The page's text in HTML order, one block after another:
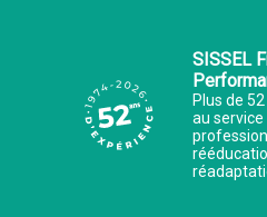
SISSEL
Plus de
au service